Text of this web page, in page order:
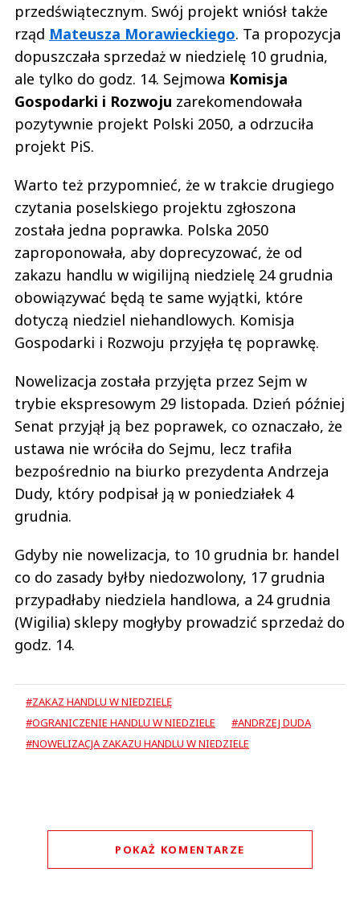
przedświątecznym. Swój projekt wniósł także
rząd Mateusza Morawieckiego. Ta propozycja
dopuszczała sprzedaż w niedzielę 10 grudnia,
ale tylko do godz. 14. Sejmowa Komisja
Gospodarki i Rozwoju zarekomendowała
pozytywnie projekt Polski 2050, a odrzuciła
projekt PiS.
Warto też przypomnieć, że w trakcie drugiego
czytania poselskiego projektu zgłoszona
została jedna poprawka. Polska 2050
zaproponowała, aby doprecyzować, że od
zakazu handlu w wigilijną niedzielę 24 grudnia
obowiązywać będą te same wyjątki, które
dotyczą niedziel niehandlowych. Komisja
Gospodarki i Rozwoju przyjęła tę poprawkę.
Nowelizacja została przyjęta przez Sejm w
trybie ekspresowym 29 listopada. Dzień później
Senat przyjął ją bez poprawek, co oznaczało, że
ustawa nie wróciła do Sejmu, lecz trafiła
bezpośrednio na biurko prezydenta Andrzeja
Dudy, który podpisał ją w poniedziałek 4
grudnia.
Gdyby nie nowelizacja, to 10 grudnia br. handel
co do zasady byłby niedozwolony, 17 grudnia
przypadłaby niedziela handlowa, a 24 grudnia
(Wigilia) sklepy mogłyby prowadzić sprzedaż do
godz. 14.
#ZAKAZ HANDLU W NIEDZIELĘ
#OGRANICZENIE HANDLU W NIEDZIELE
#ANDRZEJ DUDA
#NOWELIZACJA ZAKAZU HANDLU W NIEDZIELE
POKAŻ KOMENTARZE